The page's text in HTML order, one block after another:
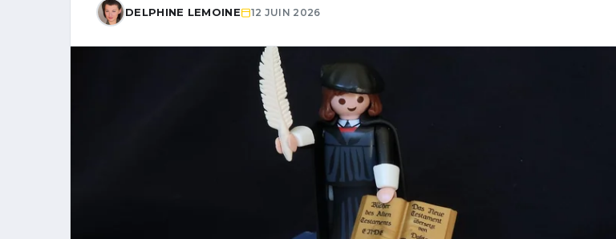
DELPHINE LEMOINE 12 JUIN 2026